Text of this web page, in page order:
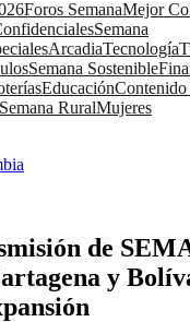
Foros SemanaMejor
Semana
ArcadiaTecnología
Semana Sostenible
EducaciónContenido
Semana RuralMujeres
de
y